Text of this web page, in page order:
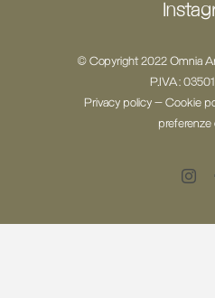
© Copyright 2022 Omnia
P.IVA:
Privacy policy - Cookie
preferenze